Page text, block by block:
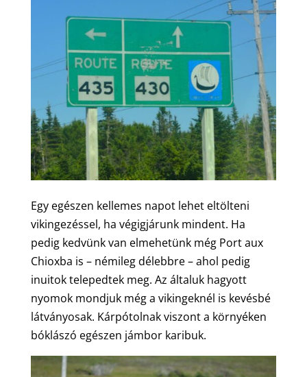
Egy egészen kellemes napot lehet eltölteni
vikingezéssel, ha végigjárunk mindent. Ha
pedig kedvünk van elmehetünk még Port aux
Chioxba is – némileg délebbre – ahol pedig
inuitok telepedtek meg. Az általuk hagyott
nyomok mondjuk még a vikingeknél is kevésbé
látványosak. Kárpótolnak viszont a környéken
bóklászó egészen jámbor karibuk.